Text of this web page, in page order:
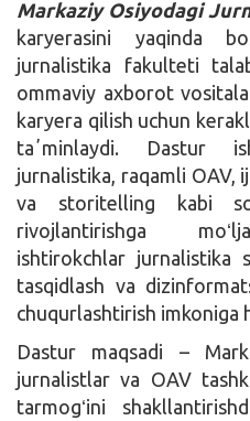
Markaziy Osiyodagi
karyerasini yaqinda
jurnalistika fakulteti
ommaviy axborot
karyera qilish uchun
taʼminlaydi. Dastur
jurnalistika, raqamli OAV,
va storitelling kabi
rivojlantirishga
ishtirokchlar jurnalistika
tasqidlash va
chuqurlashtirish imkoniga
Dastur maqsadi –
jurnalistlar va OAV
tarmogʻini